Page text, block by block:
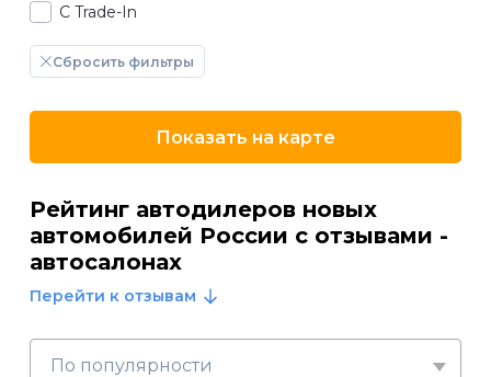
С Trade-In
Сбросить фильтры
Показать на карте
Рейтинг автодилеров новых
автомобилей России с отзывами -
автосалонах
Перейти к отзывам
По популярности